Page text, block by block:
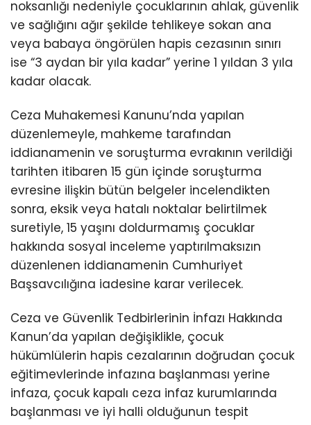
noksanlığı nedeniyle çocuklarının ahlak, güvenlik
ve sağlığını ağır şekilde tehlikeye sokan ana
veya babaya öngörülen hapis cezasının sınırı
ise “3 aydan bir yıla kadar” yerine 1 yıldan 3 yıla
kadar olacak.
Ceza Muhakemesi Kanunu’nda yapılan
düzenlemeyle, mahkeme tarafından
iddianamenin ve soruşturma evrakının verildiği
tarihten itibaren 15 gün içinde soruşturma
evresine ilişkin bütün belgeler incelendikten
sonra, eksik veya hatalı noktalar belirtilmek
suretiyle, 15 yaşını doldurmamış çocuklar
hakkında sosyal inceleme yaptırılmaksızın
düzenlenen iddianamenin Cumhuriyet
Başsavcılığına iadesine karar verilecek.
Ceza ve Güvenlik Tedbirlerinin İnfazı Hakkında
Kanun’da yapılan değişiklikle, çocuk
hükümlülerin hapis cezalarının doğrudan çocuk
eğitimevlerinde infazına başlanması yerine
infaza, çocuk kapalı ceza infaz kurumlarında
başlanması ve iyi halli olduğunun tespit